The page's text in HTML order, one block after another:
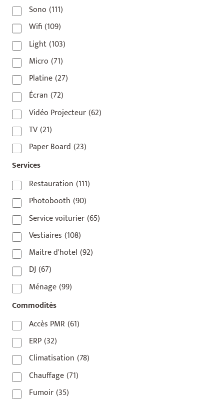
75004(2)
75006 (5)
75007(7)
75008 (17)
75009(5)
75010 (9)
75011 (17)
75012(8)
75013(2)
75014
75015 (3)
75016(14)
75017(2)
75018(7)
75019(4)
75020
92110(1)
92800(1)
93
(1)
93 420(1)
93100(1)
93200
93500 (1)
Sono (111)
Wifi(109)
Light(103)
Micro (71)
Platine(27)
Écran (72)
Vidéo Projecteur(62)
TV(21)
Paper Board (23)
Services
Restauration (111)
Photobooth (90)
Service voiturier(65)
Vestiaires (108)
Maitre d'hotel (92)
DJ(67)
Ménage(99)
Commodités
Accès PMR (61)
ERP(32)
Climatisation (78)
Chauffage(71)
Fumoir(35)